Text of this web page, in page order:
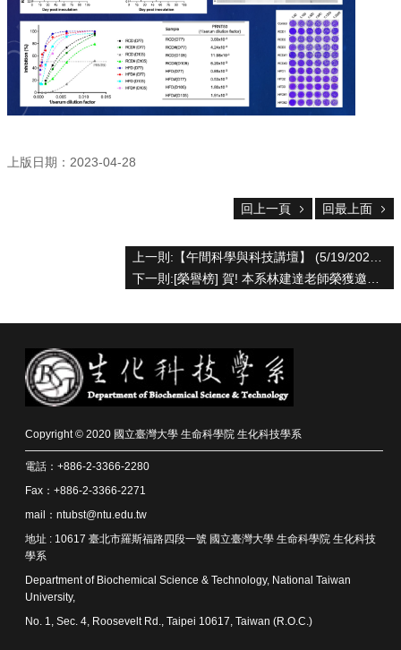
款
區
首
大
網
導
覽
聯
訊
English
公
佈
欄
學
簡
上版日期：2023-04-28
回上一頁 回最上面
Copyright © 2020 國立臺灣大學 生命科學院 生化科技學系
電話：+886-2-3366-2280
Fax：+886-2-3366-2271
mail：ntubst@ntu.edu.tw
地址 : 10617 臺北市羅斯福路四段一號 國立臺灣大學 生命科學院 生化科技
學系
Department of Biochemical Science & Technology, National Taiwan
University,
No. 1, Sec. 4, Roosevelt Rd., Taipei 10617, Taiwan (R.O.C.)